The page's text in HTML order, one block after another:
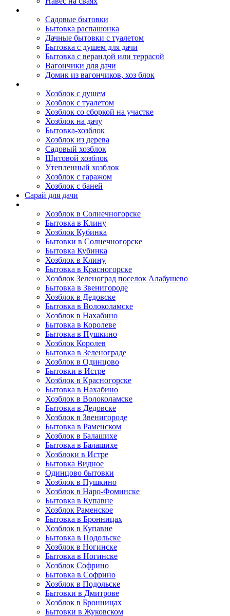
Садовые бытовки
Бытовка распашонка
Дачные бытовки с туалетом
Бытовка с душем для дачи
Бытовка с верандой или террасой
Вагончики для дачи
Домик из вагончиков, хоз блок
Хозблок с душем
Хозблок с туалетом
Хозблок со сборкой на участке
Хозблок на дачу
Бытовка-хозблок
Хозблок из дерева
Садовый хозблок
Щитовой хозблок
Утепленный хозблок
Хозблок с гаражом
Хозблок с баней
Сарай для дачи
Хозблок в Солнечногорске
Бытовка в Клину
Хозблок Кубинка
Бытовки в Солнечногорске
Бытовка Кубинка
Хозблок в Клину
Бытовка в Красногорске
Хозблок Зеленоград поселок Алабушево
Бытовка в Звенигороде
Хозблок в Дедовске
Бытовка в Волоколамске
Хозблок в Нахабино
Бытовка в Королеве
Бытовкa в Пушкино
Хозблок Королев
Бытовка в Зеленограде
Хозблок в Одинцово
Бытовки в Истре
Хозблок в Красногорске
Бытовка в Нахабино
Хозблок в Волоколамске
Бытовкa в Дедовске
Хозблок в Звенигороде
Бытовка в Раменском
Хозблок в Балашихе
Бытовкa в Балашихе
Хозблоки в Истре
Бытовка Видное
Одинцово бытовки
Хозблок в Пушкино
Хозблок в Наро-Фоминске
Бытовка в Купавне
Хозблок Раменское
Бытовка в Бронницах
Хозблок в Купавне
Бытовка в Подольске
Хозблок в Ногинске
Бытовка в Ногинске
Хозблок Софрино
Бытовка в Софрино
Хозблок в Подольске
Бытовки в Дмитрове
Хозблок в Бронницах
Бытовки в Жуковском